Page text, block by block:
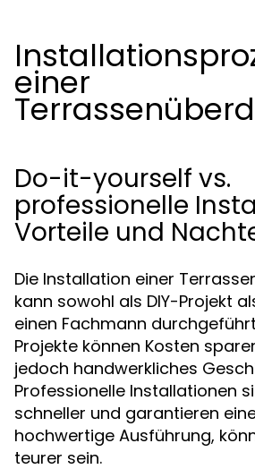
einer
Do-it-yourself vs.
professionelle
Vorteile und
Die Installation einer
kann sowohl als DIY-Projekt
einen Fachmann
Projekte können Kosten
jedoch handwerkliches
Professionelle Installationen
schneller und garantieren
hochwertige Ausführung,
teurer sein.